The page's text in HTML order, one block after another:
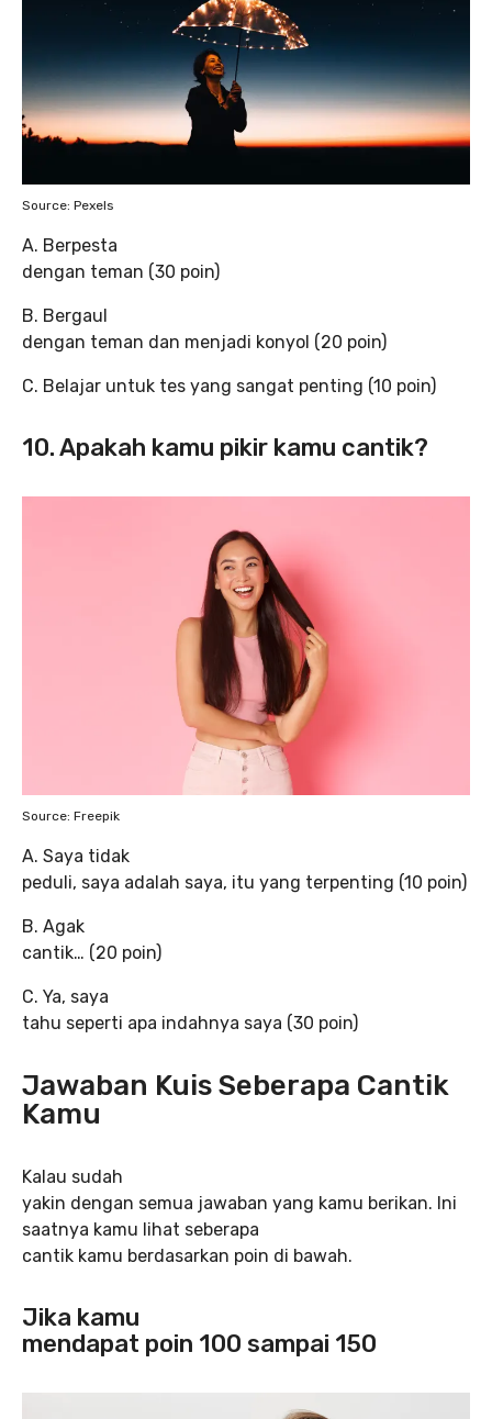
Source: Pexels
A. Berpesta
dengan teman (30 poin)
B. Bergaul
dengan teman dan menjadi konyol (20 poin)
C. Belajar untuk tes yang sangat penting (10 poin)
10. Apakah kamu pikir kamu cantik?
Source: Freepik
A. Saya tidak
peduli, saya adalah saya, itu yang terpenting (10 poin)
B. Agak
cantik… (20 poin)
C. Ya, saya
tahu seperti apa indahnya saya (30 poin)
Jawaban Kuis Seberapa Cantik
Kamu
Kalau sudah
yakin dengan semua jawaban yang kamu berikan. Ini
saatnya kamu lihat seberapa
cantik kamu berdasarkan poin di bawah.
Jika kamu
mendapat poin 100 sampai 150